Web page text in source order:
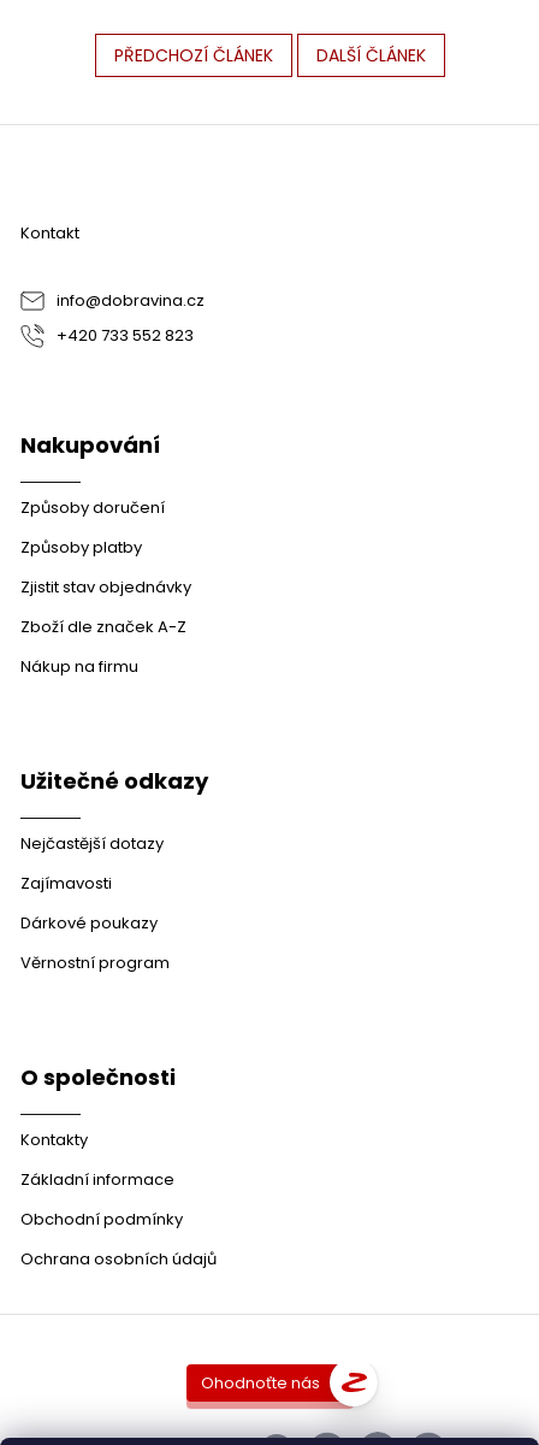
PŘEDCHOZÍ ČLÁNEK DALŠÍ ČLÁNEK
Z
Kontakt
info@dobravina.cz
+420 733 552 823
Nakupování
Způsoby doručení
Způsoby platby
Zjistit stav objednávky
Zboží dle značek A-Z
Nákup na firmu
Užitečné odkazy
Nejčastější dotazy
Zajímavosti
Dárkové poukazy
Věrnostní program
O společnosti
Kontakty
Základní informace
Obchodní podmínky
Ochrana osobních údajů
Ohodnoťte nás